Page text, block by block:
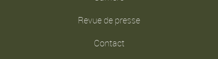
Revue de presse
Contact